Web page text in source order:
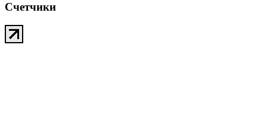
Счетчики